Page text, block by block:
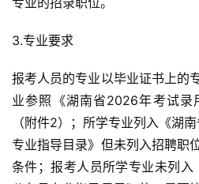
3.专业要求
报考人员的专业以毕业证书上的
业参照《湖南省2026年考试录
（附件2）；所学专业列入《湖
专业指导目录》但未列入招聘职
条件；报考人员所学专业未列